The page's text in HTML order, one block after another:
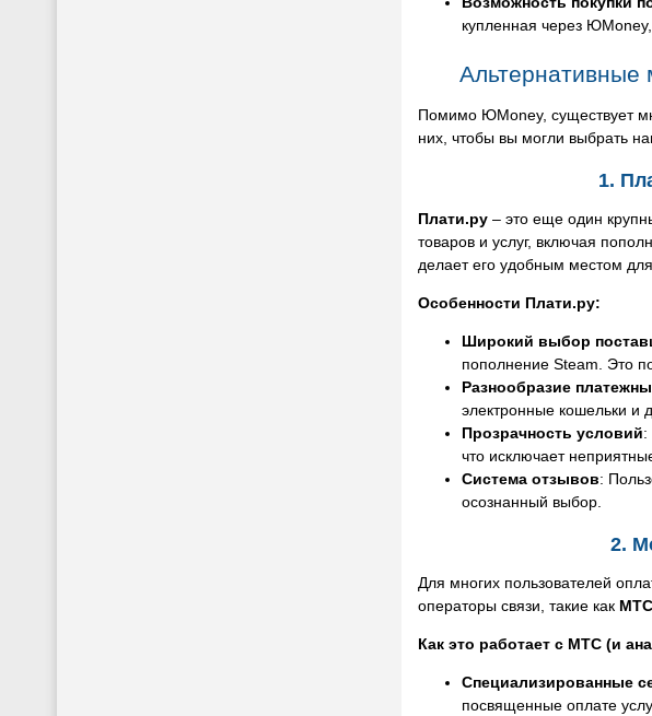
купленная через
Альтернативные
Помимо ЮMoney, существует
них, чтобы вы могли выбрать
1.
Плати.ру – это еще один
товаров и услуг, включая
делает его удобным местом
Особенности Плати.ру:
Широкий выбор
пополнение Steam. Это
Разнообразие
электронные кошельки и
Прозрачность условий:
что исключает
Система отзывов:
осознанный выбор.
2.
Для многих пользователей
операторы связи, такие как МТС
Как это работает с МТС (и
Специализированные
посвященные оплате